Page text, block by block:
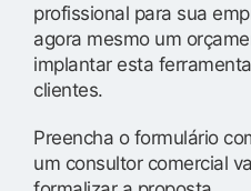
profissional para sua
agora mesmo um
implantar esta
clientes.
Preencha o formulário
um consultor comercial